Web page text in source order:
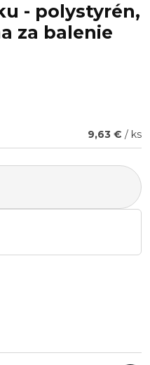
- polystyrén,
za balenie
9,63 € / ks